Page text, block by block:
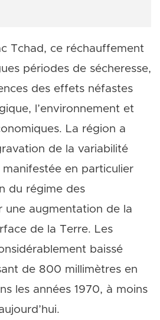
Tchad, ce réchauffement
périodes de sécheresse,
des effets néfastes
l’environnement et
La région a
de la variabilité
manifestée en particulier
du régime des
une augmentation de la
de la Terre. Les
baissé
de 800 millimètres en
les années 1970, à moins